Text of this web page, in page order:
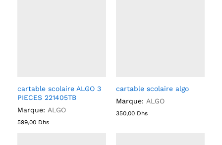
cartable scolaire ALGO 3
PIECES 221405TB
Marque: ALGO
599,00 Dhs
cartable scolaire algo
Marque: ALGO
350,00 Dhs